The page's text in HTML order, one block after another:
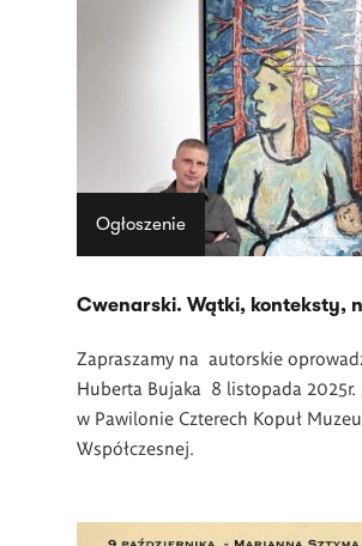
Ogłoszenie
Cwenarski. Wątki, konteksty,
Zapraszamy na autorskie
Huberta Bujaka 8 listopada
w Pawilonie Czterech Kopuł
Współczesnej.